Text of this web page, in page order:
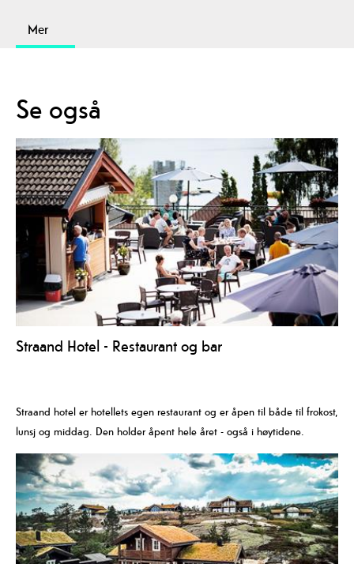
Mer
Se også
Straand Hotel - Restaurant og bar
Straand hotel er hotellets egen restaurant og er åpen til både til frokost,
lunsj og middag. Den holder åpent hele året - også i høytidene.